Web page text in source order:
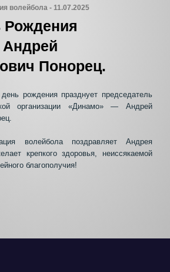
волейбола - 11.07.2025
Рождения
Андрей
Понорец.
рождения празднует председатель
организации «Динамо» — Андрей
волейбола поздравляет Андрея
крепкого здоровья, неиссякаемой
благополучия!